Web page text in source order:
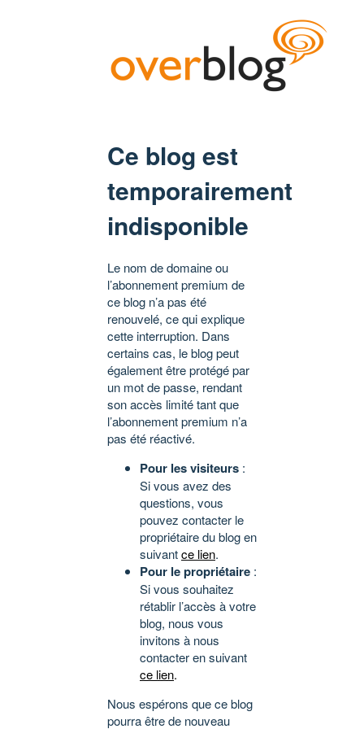
Ce blog est
temporairement
indisponible
Le nom de domaine ou
l’abonnement premium de
ce blog n’a pas été
renouvelé, ce qui explique
cette interruption. Dans
certains cas, le blog peut
également être protégé par
un mot de passe, rendant
son accès limité tant que
l’abonnement premium n’a
pas été réactivé.
Pour les visiteurs :
Si vous avez des
questions, vous
pouvez contacter le
propriétaire du blog en
suivantce lien.
Pour le propriétaire :
Si vous souhaitez
rétablir l’accès à votre
blog, nous vous
invitons à nous
contacter en suivant
ce lien.
Nous espérons que ce blog
pourra être de nouveau